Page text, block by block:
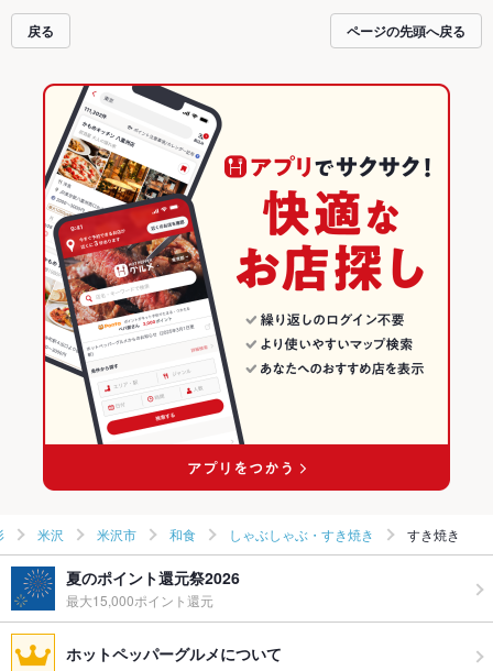
にも、会社の宴会にも、デートやパーティーにもお得に便利にホットペッパー
グルメをご利用ください。
戻る ページの先頭へ戻る
米沢 米沢市 和食 しゃぶしゃぶ・すき焼き すき焼き
夏のポイント還元祭2026
最大15,000ポイント還元
ホットペッパーグルメについて